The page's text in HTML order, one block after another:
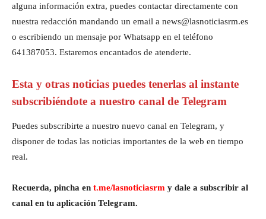
alguna información extra, puedes contactar directamente con
nuestra redacción mandando un email a news@lasnoticiasrm.es
o escribiendo un mensaje por Whatsapp en el teléfono
641387053. Estaremos encantados de atenderte.
Esta y otras noticias puedes tenerlas al instante
subscribiéndote a nuestro canal de Telegram
Puedes subscribirte a nuestro nuevo canal en Telegram, y
disponer de todas las noticias importantes de la web en tiempo
real.
Recuerda, pincha en t.me/lasnoticiasrm y dale a subscribir al
canal en tu aplicación Telegram.